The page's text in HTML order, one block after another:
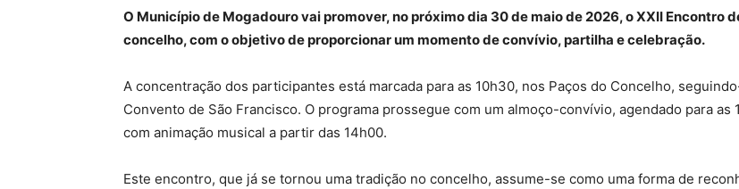
O Município de Mogadouro vai promover, no próximo dia 30 de maio de 2026, o XXII Encontro
concelho, com o objetivo de proporcionar um momento de convívio, partilha e celebração.
A concentração dos participantes está marcada para as 10h30, nos Paços do Concelho,
Convento de São Francisco. O programa prossegue com um almoço-convívio, agendado para
com animação musical a partir das 14h00.
Este encontro, que já se tornou uma tradição no concelho, assume-se como uma forma de